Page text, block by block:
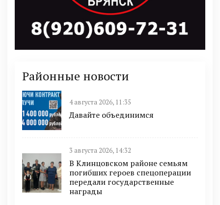
Районные новости
4 августа 2026, 11:35
Давайте объединимся
3 августа 2026, 14:32
В Клинцовском районе семьям
погибших героев спецоперации
передали государственные
награды